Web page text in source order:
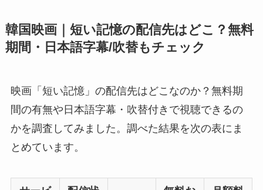
韓国映画｜短い記憶の配信先はどこ？無料
期間・日本語字幕/吹替もチェック
映画「短い記憶」の配信先はどこなのか？無料期
間の有無や日本語字幕・吹替付きで視聴できるの
かを調査してみました。調べた結果を次の表にま
とめています。